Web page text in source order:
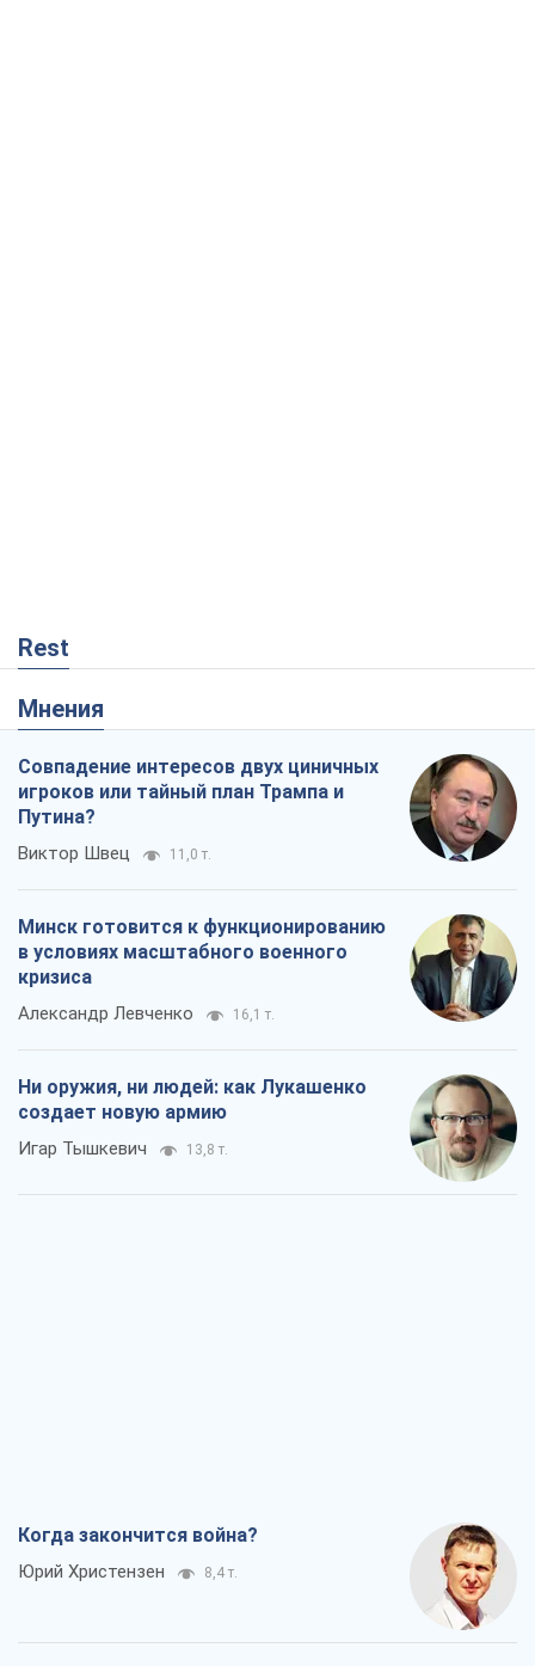
Rest
Мнения
Совпадение интересов двух циничных
игроков или тайный план Трампа и
Путина?
Виктор Швец 11,0 т.
Минск готовится к функционированию
в условиях масштабного военного
кризиса
Александр Левченко 16,1 т.
Ни оружия, ни людей: как Лукашенко
создает новую армию
Игар Тышкевич 13,8 т.
Когда закончится война?
Юрий Христензен 8,4 т.